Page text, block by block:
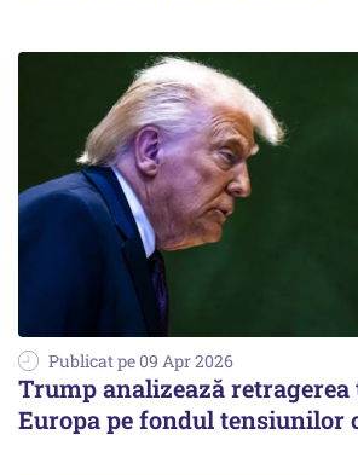
Publicat pe 09 Apr 2026
Trump analizează
Europa pe fondul tensiunilor